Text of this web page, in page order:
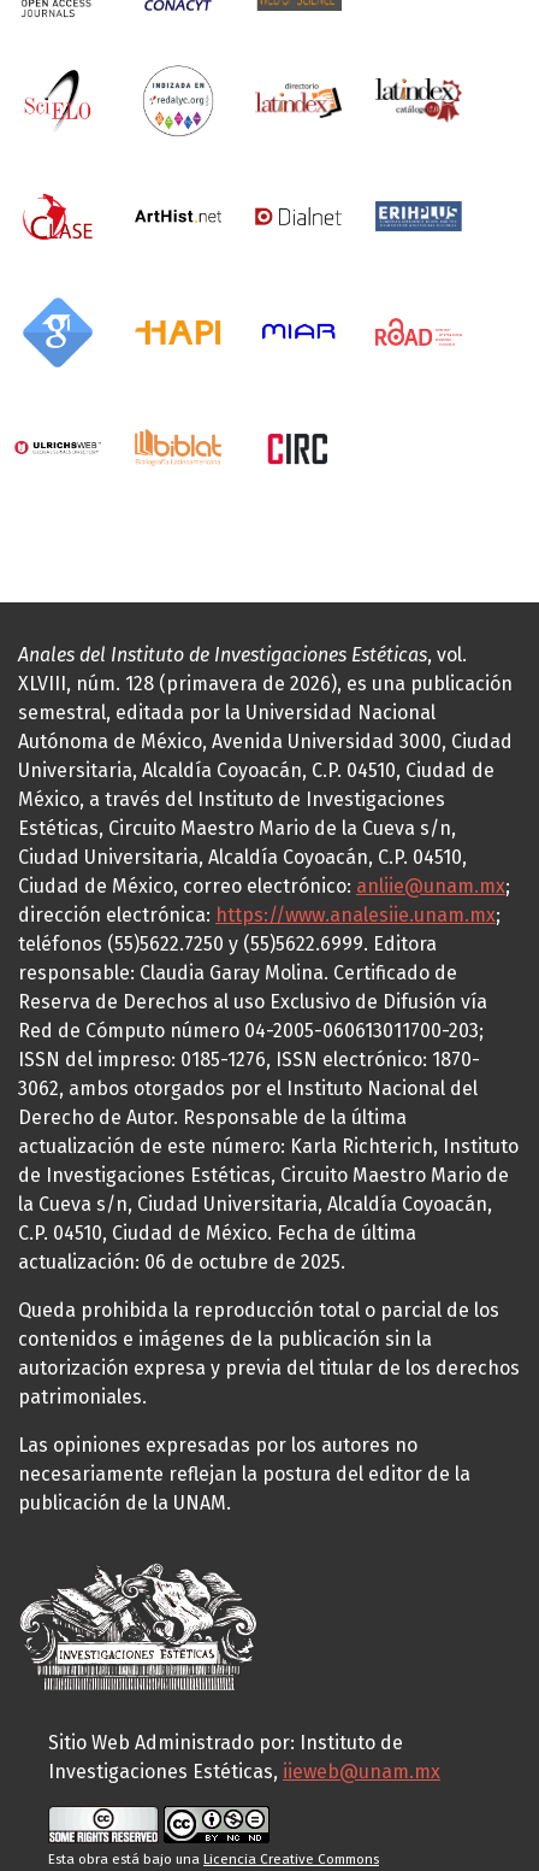
Anales del Instituto de Investigaciones Estéticas, vol.
XLVIII, núm. 128 (primavera de 2026), es una publicación
semestral, editada por la Universidad Nacional
Autónoma de México, Avenida Universidad 3000, Ciudad
Universitaria, Alcaldía Coyoacán, C.P. 04510, Ciudad de
México, a través del Instituto de Investigaciones
Estéticas, Circuito Maestro Mario de la Cueva s/n,
Ciudad Universitaria, Alcaldía Coyoacán, C.P. 04510,
Ciudad de México, correo electrónico: anliie@unam.mx;
dirección electrónica: https://www.analesiie.unam.mx;
teléfonos (55)5622.7250 y (55)5622.6999. Editora
responsable: Claudia Garay Molina. Certificado de
Reserva de Derechos al uso Exclusivo de Difusión vía
Red de Cómputo número 04-2005-060613011700-203;
ISSN del impreso: 0185-1276, ISSN electrónico: 1870-
3062, ambos otorgados por el Instituto Nacional del
Derecho de Autor. Responsable de la última
actualización de este número: Karla Richterich, Instituto
de Investigaciones Estéticas, Circuito Maestro Mario de
la Cueva s/n, Ciudad Universitaria, Alcaldía Coyoacán,
C.P. 04510, Ciudad de México. Fecha de última
actualización: 06 de octubre de 2025.
Queda prohibida la reproducción total o parcial de los
contenidos e imágenes de la publicación sin la
autorización expresa y previa del titular de los derechos
patrimoniales.
Las opiniones expresadas por los autores no
necesariamente reflejan la postura del editor de la
publicación de la UNAM.
Sitio Web Administrado por: Instituto de
Investigaciones Estéticas, iieweb@unam.mx
Esta obra está bajo una Licencia Creative Commons